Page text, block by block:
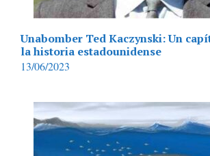
Unabomber Ted Kaczynski: Un
la historia estadounidense
13/06/2023